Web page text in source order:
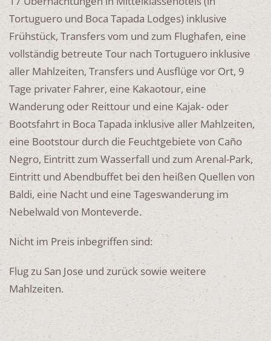
Tortuguero und Boca Tapada Lodges) inklusive
Frühstück, Transfers vom und zum Flughafen, eine
vollständig betreute Tour nach Tortuguero inklusive
aller Mahlzeiten, Transfers und Ausflüge vor Ort, 9
Tage privater Fahrer, eine Kakaotour, eine
Wanderung oder Reittour und eine Kajak- oder
Bootsfahrt in Boca Tapada inklusive aller Mahlzeiten,
eine Bootstour durch die Feuchtgebiete von Caño
Negro, Eintritt zum Wasserfall und zum Arenal-Park,
Eintritt und Abendbuffet bei den heißen Quellen von
Baldi, eine Nacht und eine Tageswanderung im
Nebelwald von Monteverde.
Nicht im Preis inbegriffen sind:
Flug zu San Jose und zurück sowie weitere
Mahlzeiten.